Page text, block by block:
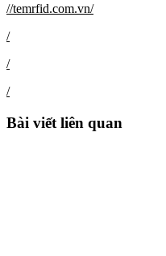
//temrfid.com.vn/
/
/
/
Bài viết liên quan